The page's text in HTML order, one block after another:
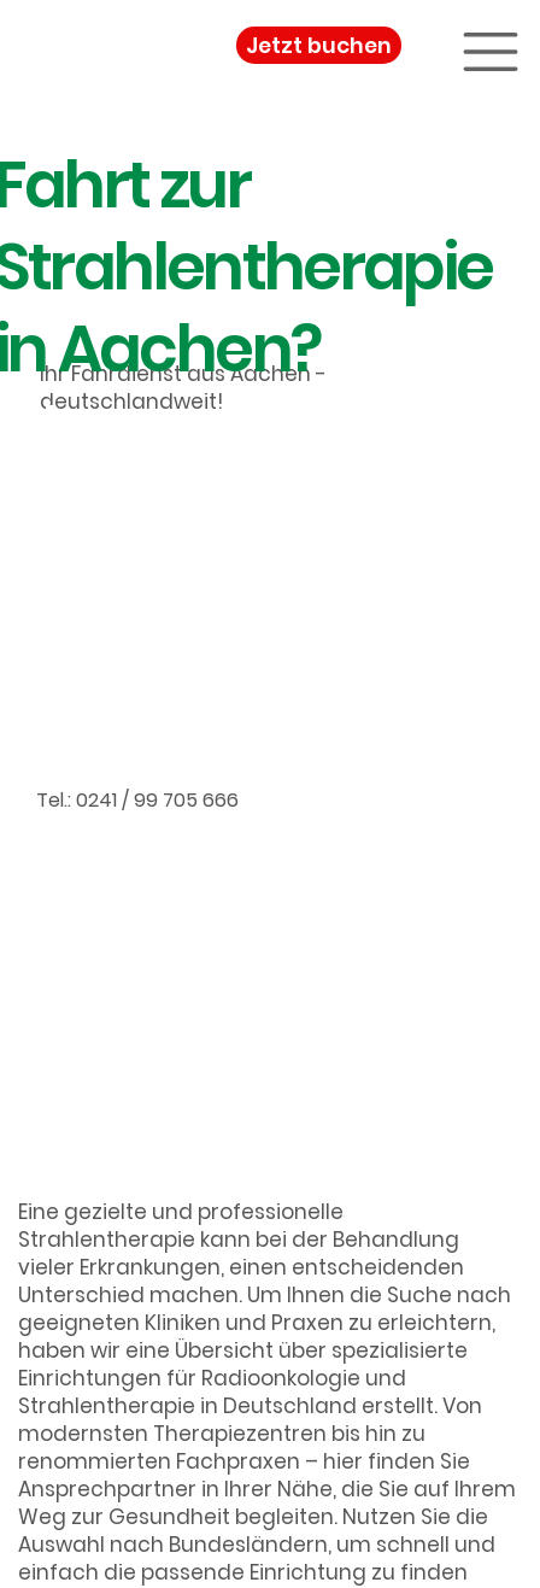
Jetzt buchen
Eine gezielte und professionelle
Strahlentherapie kann bei der Behandlung
vieler Erkrankungen, einen entscheidenden
Unterschied machen. Um Ihnen die Suche nach
geeigneten Kliniken und Praxen zu erleichtern,
haben wir eine Übersicht über spezialisierte
Einrichtungen für Radioonkologie und
Strahlentherapie in Deutschland erstellt. Von
modernsten Therapiezentren bis hin zu
renommierten Fachpraxen – hier finden Sie
Ansprechpartner in Ihrer Nähe, die Sie auf Ihrem
Weg zur Gesundheit begleiten. Nutzen Sie die
Auswahl nach Bundesländern, um schnell und
einfach die passende Einrichtung zu finden
Ihr Fahrdienst aus Aachen -
deutschlandweit!
zur
Aachen?
Tel.: 0241 / 99 705 666